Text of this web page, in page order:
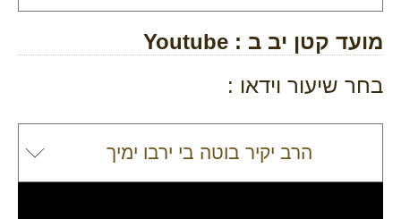
מועד קטן יב ב : Youtube
בחר שיעור וידאו :